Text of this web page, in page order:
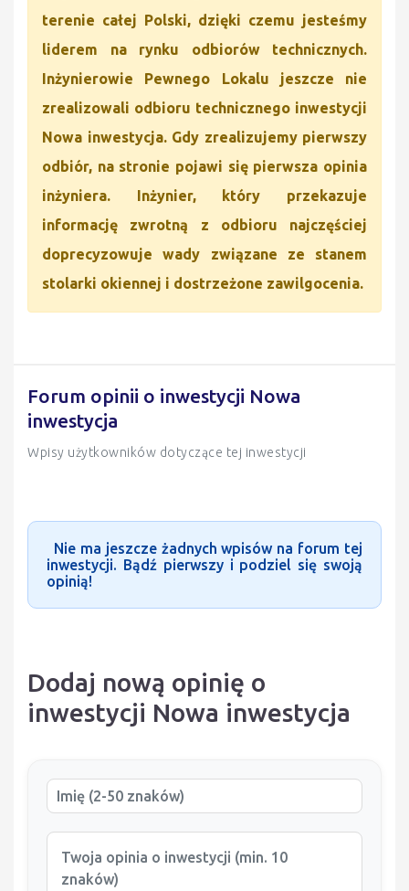
terenie całej Polski, dzięki czemu jesteśmy
liderem na rynku odbiorów technicznych.
Inżynierowie Pewnego Lokalu jeszcze nie
zrealizowali odbioru technicznego inwestycji
Nowa inwestycja. Gdy zrealizujemy pierwszy
odbiór, na stronie pojawi się pierwsza opinia
inżyniera. Inżynier, który przekazuje
informację zwrotną z odbioru najczęściej
doprecyzowuje wady związane ze stanem
stolarki okiennej i dostrzeżone zawilgocenia.
Forum opinii o inwestycji Nowa
inwestycja
Wpisy użytkowników dotyczące tej inwestycji
Nie ma jeszcze żadnych wpisów na forum tej
inwestycji. Bądź pierwszy i podziel się swoją
opinią!
Dodaj nową opinię o
inwestycji Nowa inwestycja